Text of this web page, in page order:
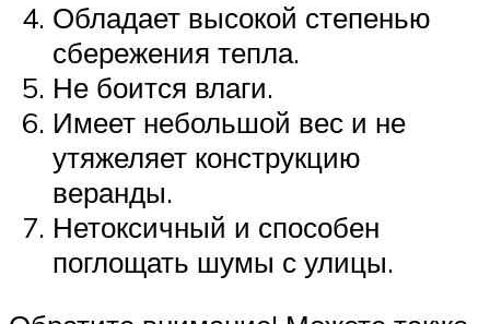
Обладает высокой степенью
сбережения тепла.
Не боится влаги.
Имеет небольшой вес и не
утяжеляет конструкцию
веранды.
Нетоксичный и способен
поглощать шумы с улицы.